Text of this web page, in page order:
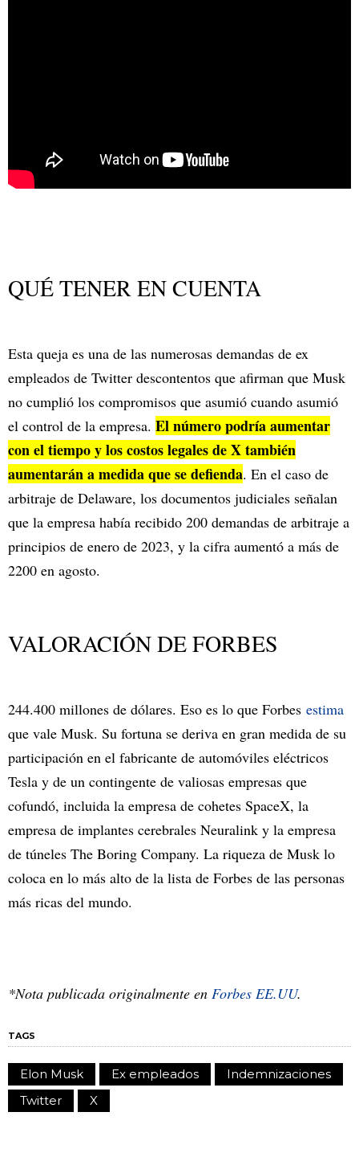
QUÉ TENER EN CUENTA
Esta queja es una de las numerosas demandas de ex
empleados de Twitter descontentos que afirman que Musk
no cumplió los compromisos que asumió cuando asumió
el control de la empresa. El número podría aumentar
con el tiempo y los costos legales de X también
aumentarán a medida que se defienda. En el caso de
arbitraje de Delaware, los documentos judiciales señalan
que la empresa había recibido 200 demandas de arbitraje a
principios de enero de 2023, y la cifra aumentó a más de
2200 en agosto.
VALORACIÓN DE FORBES
244.400 millones de dólares. Eso es lo que Forbes estima
que vale Musk. Su fortuna se deriva en gran medida de su
participación en el fabricante de automóviles eléctricos
Tesla y de un contingente de valiosas empresas que
cofundó, incluida la empresa de cohetes SpaceX, la
empresa de implantes cerebrales Neuralink y la empresa
de túneles The Boring Company. La riqueza de Musk lo
coloca en lo más alto de la lista de Forbes de las personas
más ricas del mundo.
*Nota publicada originalmente en Forbes EE.UU.
TAGS
Elon Musk Ex empleados
Indemnizaciones
Twitter
X